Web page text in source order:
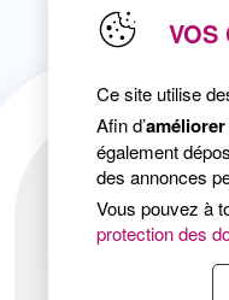
VOS
Ce site utilise
Afin d’
également
des annonces
Vous pouvez à
protection des